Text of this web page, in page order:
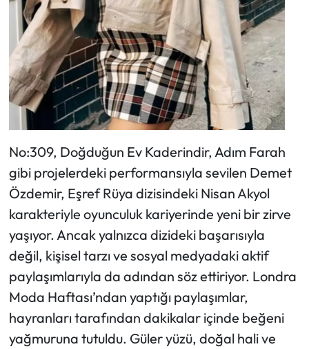
No:309, Doğduğun Ev Kaderindir, Adım Farah
gibi projelerdeki performansıyla sevilen Demet
Özdemir, Eşref Rüya dizisindeki Nisan Akyol
karakteriyle oyunculuk kariyerinde yeni bir zirve
yaşıyor. Ancak yalnızca dizideki başarısıyla
değil, kişisel tarzı ve sosyal medyadaki aktif
paylaşımlarıyla da adından söz ettiriyor. Londra
Moda Haftası’ndan yaptığı paylaşımlar,
hayranları tarafından dakikalar içinde beğeni
yağmuruna tutuldu. Güler yüzü, doğal hali ve